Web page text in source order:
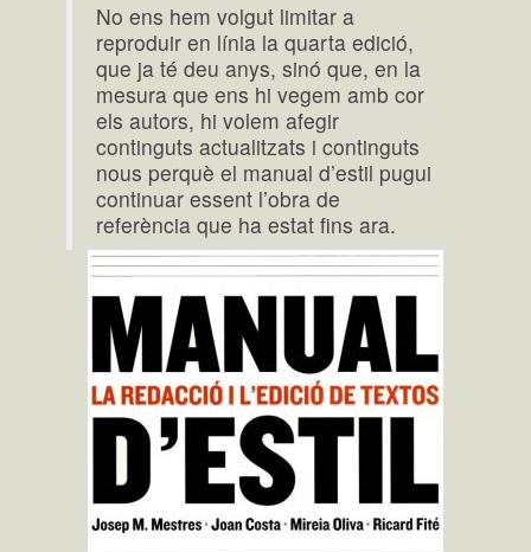
No ens hem volgut limitar a
reproduir en línia la quarta edició,
que ja té deu anys, sinó que, en la
mesura que ens hi vegem amb cor
els autors, hi volem afegir
continguts actualitzats i continguts
nous perquè el manual d’estil pugui
continuar essent l’obra de
referència que ha estat fins ara.